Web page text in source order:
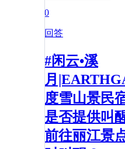
0
回答
#闲云•溪
月
度雪山景民
是否提供叫
前往丽江景